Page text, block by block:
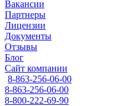
Вакансии
Партнеры
Лицензии
Документы
Отзывы
Блог
Сайт компании
8-863-256-06-00
8-863-256-06-00
8-800-222-69-90